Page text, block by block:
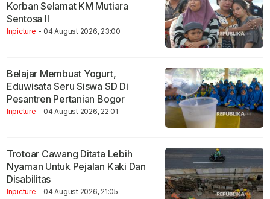
Korban Selamat KM Mutiara
Sentosa II
Inpicture - 04 August 2026, 23:00
Belajar Membuat Yogurt,
Eduwisata Seru Siswa SD Di
Pesantren Pertanian Bogor
Inpicture - 04 August 2026, 22:01
Trotoar Cawang Ditata Lebih
Nyaman Untuk Pejalan Kaki Dan
Disabilitas
Inpicture - 04 August 2026, 21:05